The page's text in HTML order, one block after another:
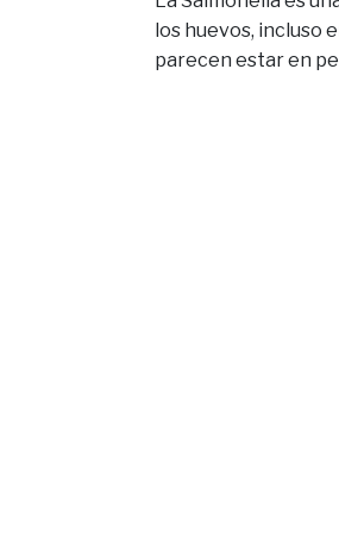
los huevos, incluso
parecen estar en